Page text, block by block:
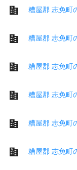
糟屋郡 志免町
糟屋郡 志免町
糟屋郡 志免町
糟屋郡 志免町
糟屋郡 志免町
糟屋郡 志免町